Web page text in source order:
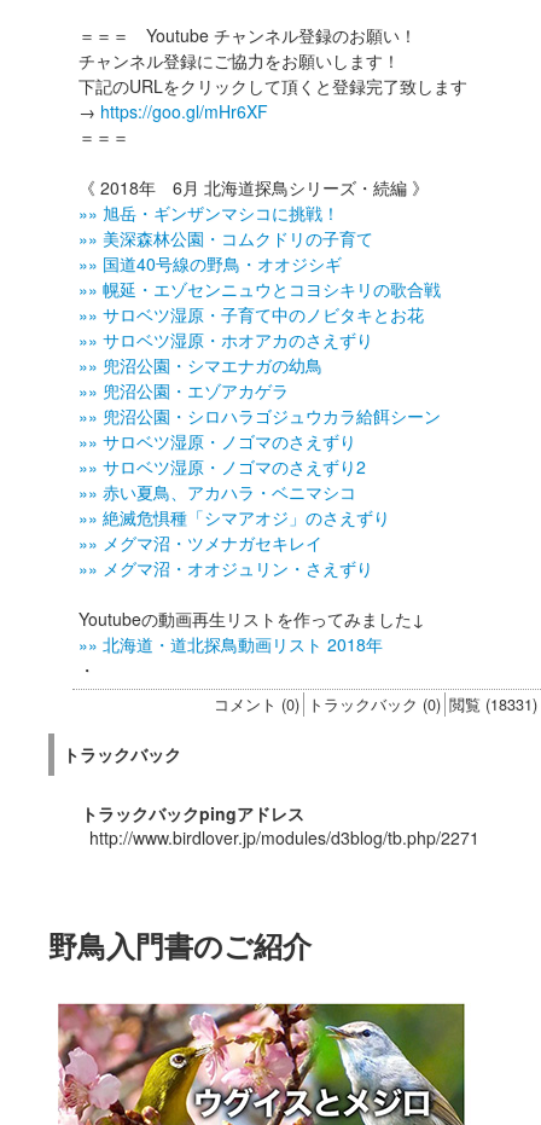
＝＝＝ Youtube チャンネル登録のお願い！
チャンネル登録にご協力をお願いします！
下記のURLをクリックして頂くと登録完了致します
→ https://goo.gl/mHr6XF
＝＝＝
《 2018年 6月 北海道探鳥シリーズ・続編 》
»» 旭岳・ギンザンマシコに挑戦！
»» 美深森林公園・コムクドリの子育て
»» 国道40号線の野鳥・オオジシギ
»» 幌延・エゾセンニュウとコヨシキリの歌合戦
»» サロベツ湿原・子育て中のノビタキとお花
»» サロベツ湿原・ホオアカのさえずり
»» 兜沼公園・シマエナガの幼鳥
»» 兜沼公園・エゾアカゲラ
»» 兜沼公園・シロハラゴジュウカラ給餌シーン
»» サロベツ湿原・ノゴマのさえずり
»» サロベツ湿原・ノゴマのさえずり2
»» 赤い夏鳥、アカハラ・ベニマシコ
»» 絶滅危惧種「シマアオジ」のさえずり
»» メグマ沼・ツメナガセキレイ
»» メグマ沼・オオジュリン・さえずり
Youtubeの動画再生リストを作ってみました↓
»» 北海道・道北探鳥動画リスト 2018年
・
コメント (0) トラックバック (0) 閲覧 (18331)
トラックバック
トラックバックpingアドレス
http://www.birdlover.jp/modules/d3blog/tb.php/2271
野鳥入門書のご紹介